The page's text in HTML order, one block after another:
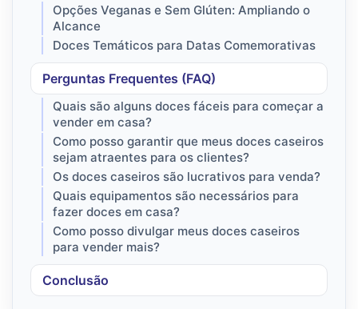
Opções Veganas e Sem Glúten: Ampliando o
Alcance
Doces Temáticos para Datas Comemorativas
Perguntas Frequentes (FAQ)
Quais são alguns doces fáceis para começar a
vender em casa?
Como posso garantir que meus doces caseiros
sejam atraentes para os clientes?
Os doces caseiros são lucrativos para venda?
Quais equipamentos são necessários para
fazer doces em casa?
Como posso divulgar meus doces caseiros
para vender mais?
Conclusão